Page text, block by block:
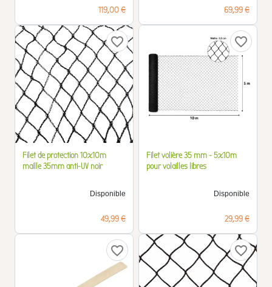
Prix
119,00 € Prix
69,99 €
favorite_border
Filet de protection 10x10m
maille 35mm anti-UV noir
Disponible
Prix
49,99 €
favorite_border
Filet volière 35 mm - 5x10m
pour volailles libres
Disponible
Prix
29,99 €
favorite_border favorite_border